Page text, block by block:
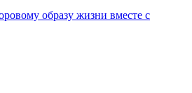
образу жизни вместе с